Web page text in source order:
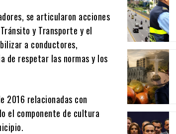
se articularon acciones
y Transporte y el
a conductores,
de respetar las normas y los
2016 relacionadas con
el componente de cultura